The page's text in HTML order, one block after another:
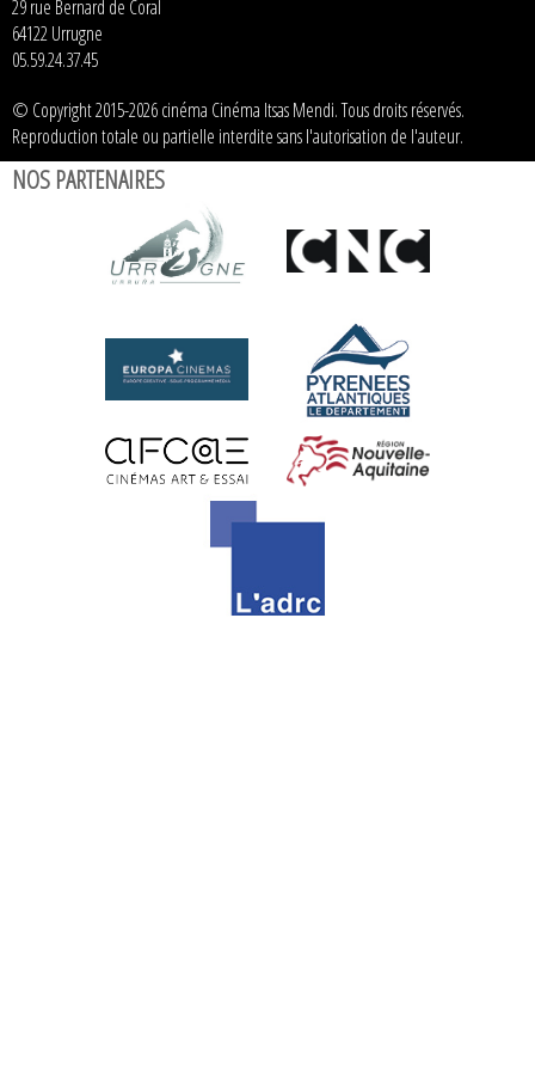
29 rue Bernard de Coral
64122 Urrugne
05.59.24.37.45
© Copyright 2015-2026 cinéma Cinéma Itsas Mendi. Tous droits réservés.
Reproduction totale ou partielle interdite sans l'autorisation de l'auteur.
NOS PARTENAIRES